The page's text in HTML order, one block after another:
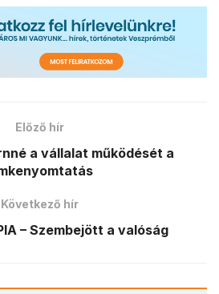
Előző hír
a vállalat működését a
Következő hír
– Szembejött a valóság